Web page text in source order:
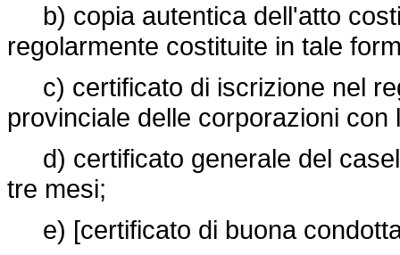
b) copia autentica dell'atto
regolarmente costituite in tale
c) certificato di iscrizione nel
provinciale delle corporazioni
d) certificato generale del
tre mesi;
e) [certificato di buona